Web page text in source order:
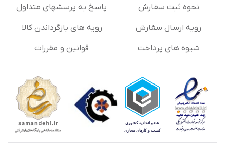
نحوه ثبت سفارش
رویه ارسال سفارش
شیوه های پرداخت
پاسخ به پرسشهای متداول
رویه های بازگرداندن کالا
قوانین و مقررات